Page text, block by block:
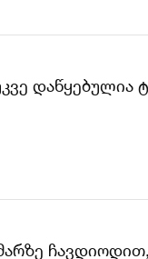
დაწყებულია